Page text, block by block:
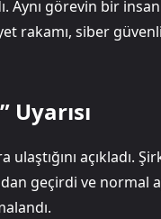
Aynı görevin bir
rakamı, siber
açıkladı.
geçirdi ve normal